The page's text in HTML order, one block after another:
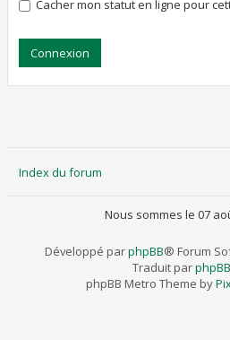
Cacher mon statut en ligne pour
Index du forum
Nous sommes le 07
Développé parphpBB® Forum
Traduit par
phpBB Metro Theme by